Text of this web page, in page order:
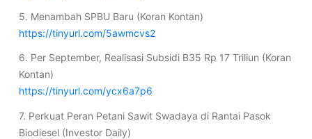
5. Menambah SPBU Baru (Koran Kontan)
https://tinyurl.com/5awmcvs2
6. Per September, Realisasi Subsidi B35 Rp 17 Triliun (Koran
Kontan)
https://tinyurl.com/ycx6a7p6
7. Perkuat Peran Petani Sawit Swadaya di Rantai Pasok
Biodiesel (Investor Daily)